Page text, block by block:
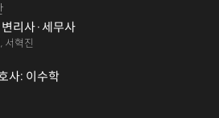
리사·세무사
서혁진
사: 이수학